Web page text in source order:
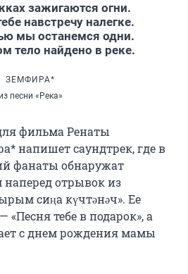
зажигаются огни.
навстречу налегке.
мы останемся одни.
тело найдено в реке.
ЗЕМФИРА*
из песни «Река»
фильма Ренаты
напишет саундтрек, где в
фанаты обнаружат
отрывок из
сиңа күчтәнәч». Ее
«Песня тебе в подарок», а
с днем рождения мамы